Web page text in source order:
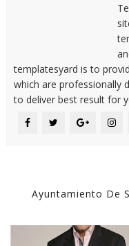
templatesyard is to
which are professionally
to deliver best result for
Ayuntamiento De